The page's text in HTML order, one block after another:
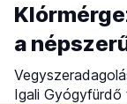
a
Igali